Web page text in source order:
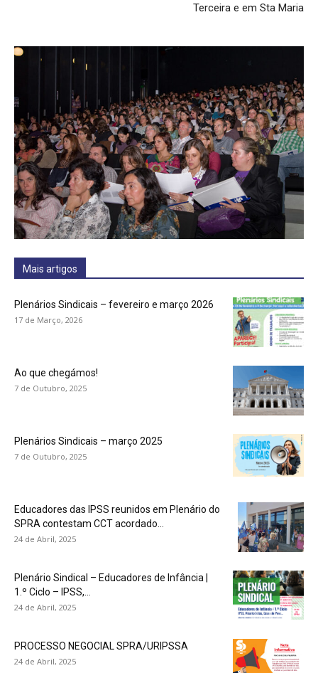
Terceira e em Sta Maria
Mais artigos
Plenários Sindicais – fevereiro e março 2026
17 de Março, 2026
Ao que chegámos!
7 de Outubro, 2025
Plenários Sindicais – março 2025
7 de Outubro, 2025
Educadores das IPSS reunidos em Plenário do
SPRA contestam CCT acordado...
24 de Abril, 2025
Plenário Sindical – Educadores de Infância |
1.º Ciclo – IPSS,...
24 de Abril, 2025
PROCESSO NEGOCIAL SPRA/URIPSSA
24 de Abril, 2025